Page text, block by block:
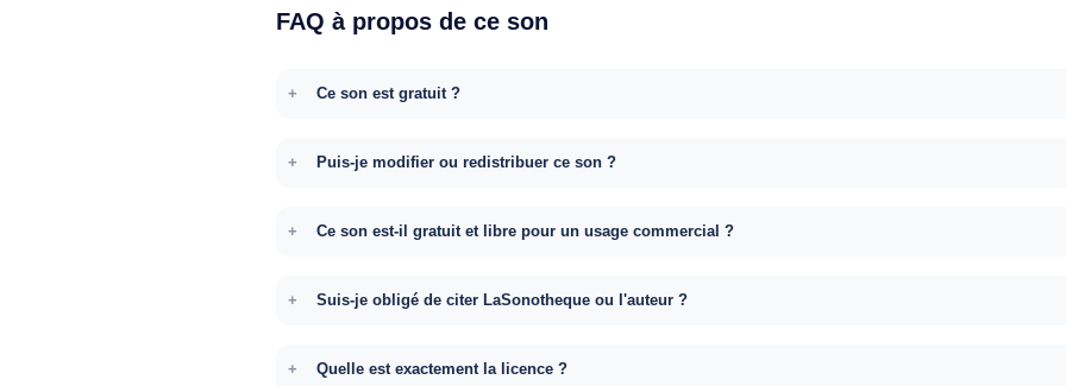
FAQ à propos de ce son
Ce son est gratuit ?
Puis-je modifier ou redistribuer ce son ?
Ce son est-il gratuit et libre pour un usage commercial ?
Suis-je obligé de citer LaSonotheque ou l'auteur ?
Quelle est exactement la licence ?